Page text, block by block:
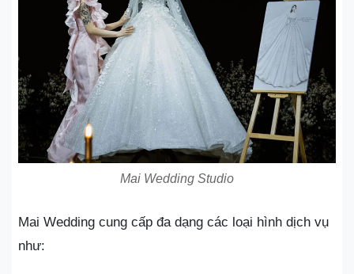
Mai Wedding Studio
Mai Wedding cung cấp đa dạng các loại hình dịch vụ
như: